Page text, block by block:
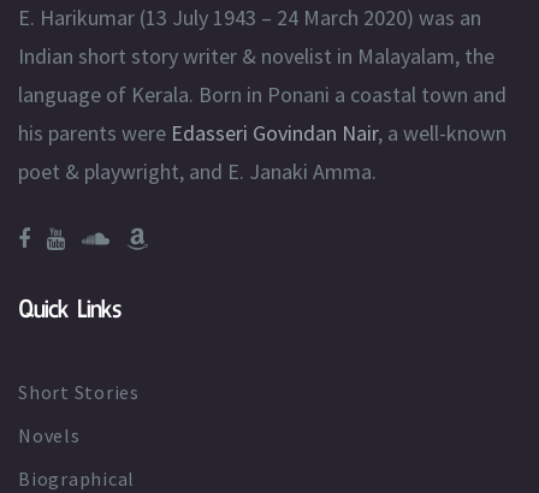
E. Harikumar (13 July 1943 – 24 March 2020) was an
Indian short story writer & novelist in Malayalam, the
language of Kerala. Born in Ponani a coastal town and
his parents were Edasseri Govindan Nair, a well-known
poet & playwright, and E. Janaki Amma.
Quick Links
Short Stories
Novels
Biographical